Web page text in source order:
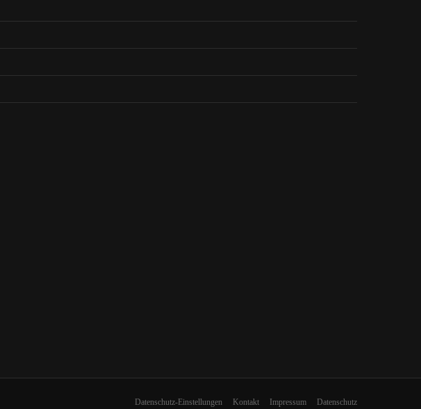
Datenschutz-Einstellungen Kontakt Impressum Datenschutz